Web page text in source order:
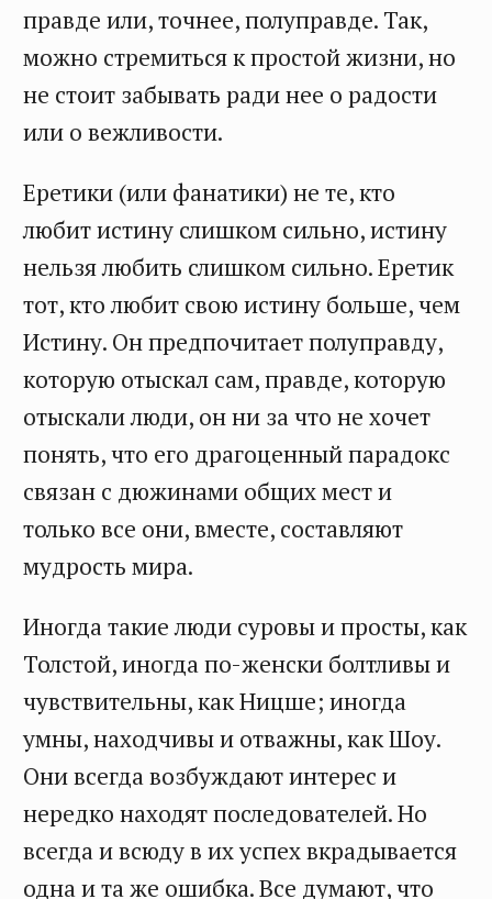
правде или, точнее, полуправде. Так,
можно стремиться к простой жизни, но
не стоит забывать ради нее о радости
или о вежливости.
Еретики (или фанатики) не те, кто
любит истину слишком сильно, истину
нельзя любить слишком сильно. Еретик
тот, кто любит свою истину больше, чем
Истину. Он предпочитает полуправду,
которую отыскал сам, правде, которую
отыскали люди, он ни за что не хочет
понять, что его драгоценный парадокс
связан с дюжинами общих мест и
только все они, вместе, составляют
мудрость мира.
Иногда такие люди суровы и просты, как
Толстой, иногда по-женски болтливы и
чувствительны, как Ницше; иногда
умны, находчивы и отважны, как Шоу.
Они всегда возбуждают интерес и
нередко находят последователей. Но
всегда и всюду в их успех вкрадывается
одна и та же ошибка. Все думают, что